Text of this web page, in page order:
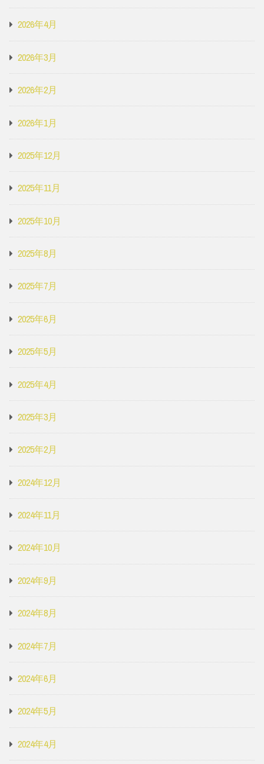
2026年4月
2026年3月
2026年2月
2026年1月
2025年12月
2025年11月
2025年10月
2025年8月
2025年7月
2025年6月
2025年5月
2025年4月
2025年3月
2025年2月
2024年12月
2024年11月
2024年10月
2024年9月
2024年8月
2024年7月
2024年6月
2024年5月
2024年4月